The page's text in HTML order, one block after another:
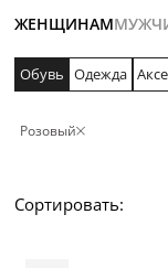
ЖЕНЩИНАМ
Обувь Одежда
Розовый
Сортировать: